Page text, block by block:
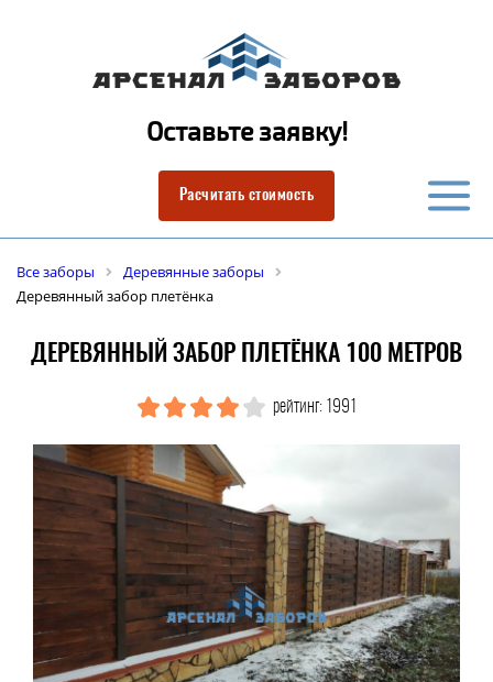
Оставьте заявку!
Расчитать стоимость
Все заборы
Деревянные заборы
Деревянный забор плетёнка
ДЕРЕВЯННЫЙ ЗАБОР ПЛЕТЁНКА 100 МЕТРОВ
рейтинг: 1991